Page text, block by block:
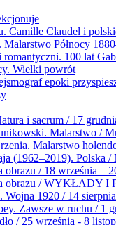
Camille Claudel i
Malarstwo Północy
romantyczni. 100 lat
Wielki powrót
epoki
i sacrum / 17
Malarstwo /
Malarstwo
(1962–2019). Polska
obrazu / 18 września –
obrazu / WYKŁADY I
Wojna 1920 / 14
Zawsze w ruchu / 1
/ 25 września - 8